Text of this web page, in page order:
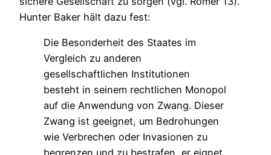
Hunter Baker hält dazu fest:
Die Besonderheit des Staates im
Vergleich zu anderen
gesellschaftlichen Institutionen
besteht in seinem rechtlichen Monopol
auf die Anwendung von Zwang. Dieser
Zwang ist geeignet, um Bedrohungen
wie Verbrechen oder Invasionen zu